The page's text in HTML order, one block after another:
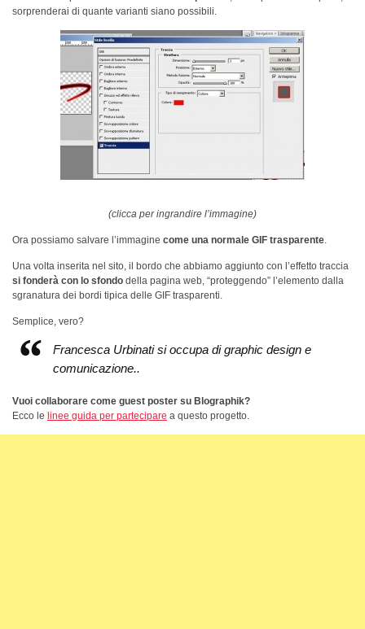
sorprenderai di quante varianti siano possibili.
(clicca per ingrandire l’immagine)
Ora possiamo salvare l’immagine come una normale GIF trasparente.
Una volta inserita nel sito, il bordo che abbiamo aggiunto con l’effetto traccia
si fonderà con lo sfondo della pagina web, “proteggendo” l’elemento dalla
sgranatura dei bordi tipica delle GIF trasparenti.
Semplice, vero?
Francesca Urbinati si occupa di graphic design e
comunicazione..
Vuoi collaborare come guest poster su Blographik?
Ecco le linee guida per partecipare a questo progetto.